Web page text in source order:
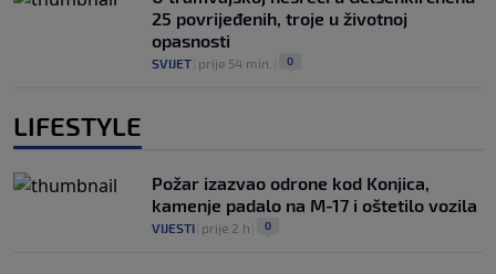
25 povrijeđenih, troje u životnoj
opasnosti
SVIJET prije 54 min. 0
LIFESTYLE
Požar izazvao odrone kod Konjica,
kamenje padalo na M-17 i oštetilo vozila
VIJESTI prije 2 h 0